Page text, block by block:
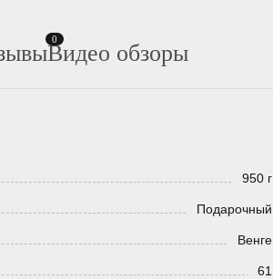
0
Видео обзоры
950 г
Подарочный
Венге
61